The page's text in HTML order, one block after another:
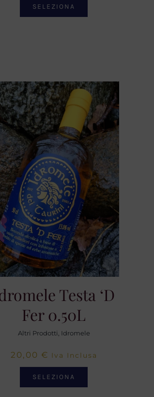
SELEZIONA
Testa ‘d
Fer 0.50L
Altri Prodotti, Idromele
20,00 € Iva Inclusa
SELEZIONA